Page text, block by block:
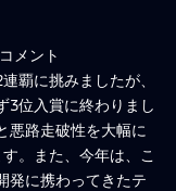
メント
覇に挑みましたが、
3位入賞に終わりまし
悪路走破性を大幅に
。また、今年は、こ
発に携わってきたテ